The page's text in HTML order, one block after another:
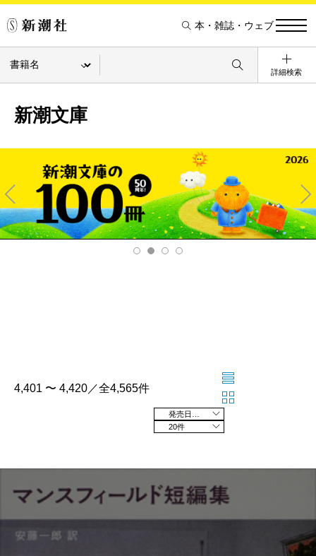
本・雑誌・ウェブ
詳細検索
新潮文庫
Pre
v
Ne
xt
4,401 〜 4,420／全4,565件
20件